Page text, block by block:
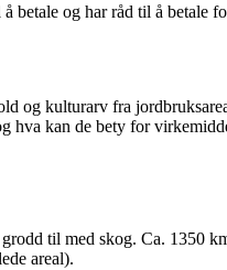
og har råd til å betale
kulturarv fra
hva kan de bety for
til med skog. Ca. 1350
areal).